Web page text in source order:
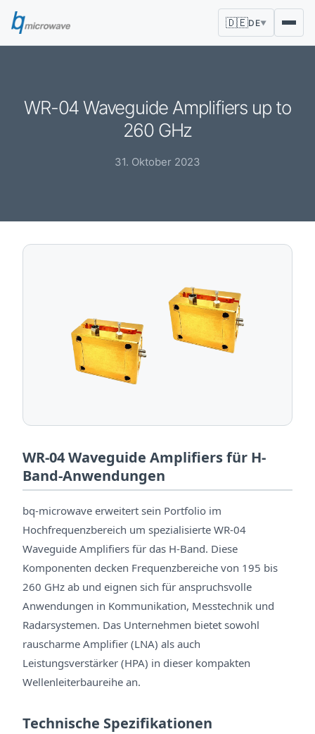
🇩🇪DE▼
WR-04 Waveguide Amplifiers up to
260 GHz
31. Oktober 2023
WR-04 Waveguide Amplifiers für H-
Band-Anwendungen
bq-microwave erweitert sein Portfolio im
Hochfrequenzbereich um spezialisierte WR-04
Waveguide Amplifiers für das H-Band. Diese
Komponenten decken Frequenzbereiche von 195 bis
260 GHz ab und eignen sich für anspruchsvolle
Anwendungen in Kommunikation, Messtechnik und
Radarsystemen. Das Unternehmen bietet sowohl
rauscharme Amplifier (LNA) als auch
Leistungsverstärker (HPA) in dieser kompakten
Wellenleiterbaureihe an.
Technische Spezifikationen